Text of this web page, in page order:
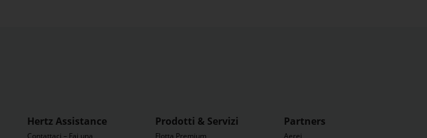
Hertz Assistance
Contattaci – Fai una
Prodotti & Servizi
Flotta Premium
Partners
Aerei